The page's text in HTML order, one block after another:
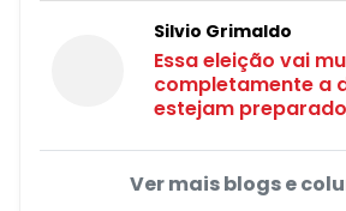
Silvio Grimaldo
Essa eleição vai
completamente a
estejam
Ver mais blogs e